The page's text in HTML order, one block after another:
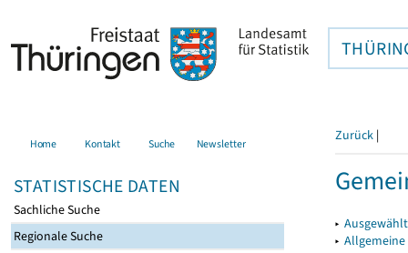
Home Kontakt Suche Newsletter
STATISTISCHE DATEN
Sachliche Suche
Regionale Suche
Zurück |
▸
▸